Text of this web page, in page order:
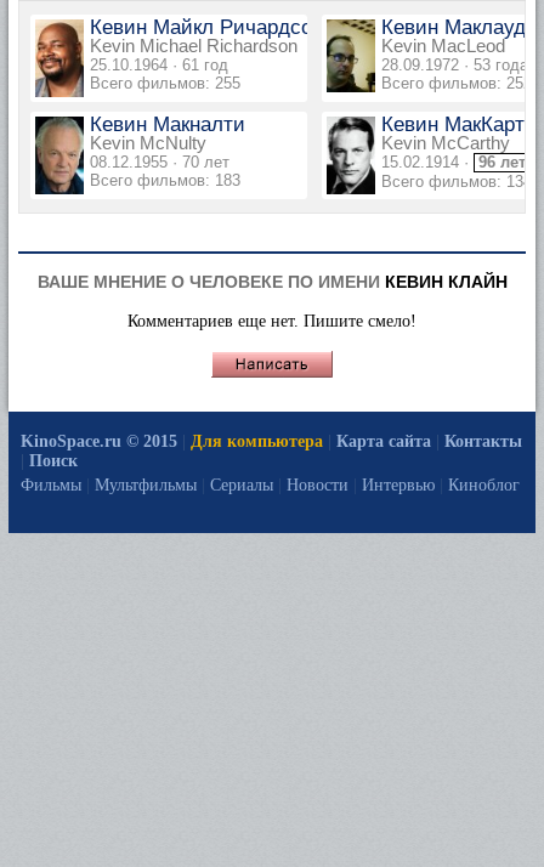
Кевин Майкл Ричардсон
Kevin Michael Richardson
25.10.1964 · 61 год
Всего фильмов: 255
Кевин Маклауд
Kevin MacLeod
28.09.1972 · 53 года
Всего фильмов: 252
Кевин Макналти
Kevin McNulty
08.12.1955 · 70 лет
Всего фильмов: 183
Кевин МакКарти
Kevin McCarthy
15.02.1914 · 96 лет
Всего фильмов: 134
ВАШЕ МНЕНИЕ О ЧЕЛОВЕКЕ ПО ИМЕНИ КЕВИН КЛАЙН
Комментариев еще нет. Пишите смело!
KinoSpace.ru © 2015 Для компьютера Карта сайта
Контакты
Поиск
Фильмы
Мультфильмы Сериалы Новости Интервью Киноблог